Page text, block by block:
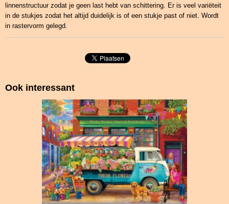
linnenstructuur zodat je geen last hebt van schittering. Er is veel variëteit
in de stukjes zodat het altijd duidelijk is of een stukje past of niet. Wordt
in rastervorm gelegd.
Ook interessant